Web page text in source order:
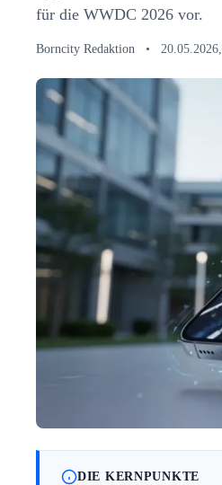
für die WWDC 2026 vor.
Borncity Redaktion •
DIE KERNPUNKTE